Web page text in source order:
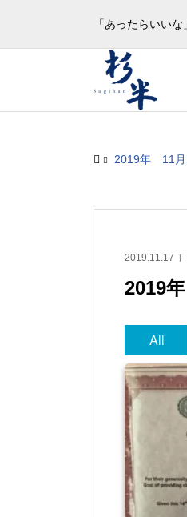
「あったらいい
2019年 11月
2019.11.17
2019
All